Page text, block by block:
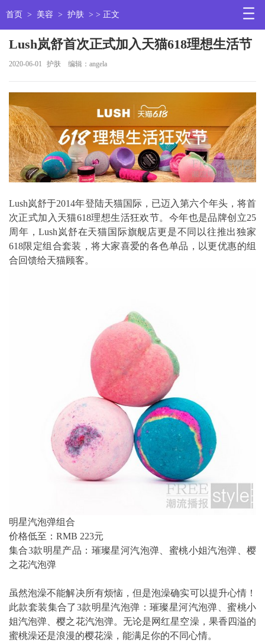
首页 > 美容 > 护肤 > > 正文
Lush岚舒首次正式加入天猫618理想生活节
2020-06-01 护肤 编辑：angela
Lush岚舒于2014年登陆天猫国际，已迈入第六个年头，将首
次正式加入天猫618理想生活狂欢节。今年也是品牌创立25
周年，Lush岚舒在天猫国际旗舰店更是不同以往推出独家
618限定组合套装，将大家喜爱的各色单品，以更优惠的组
合回馈给天猫顾客。
明星汽泡弹组合
价格低至：RMB 223元
集合3款明星产品：璀璨星河汽泡弹、蜜桃小姐汽泡弹、樱
之花汽泡弹
虽然泡澡不能解决所有烦恼，但是泡澡确实可以提升心情！
此款套装集合了3款明星汽泡弹：璀璨星河汽泡弹、蜜桃小
姐汽泡弹、樱之花汽泡弹。无论是网红星空澡，果香四溢的
蜜桃澡还是浪漫的樱花澡，能满足你的不同心情。